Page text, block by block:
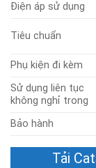
Điện áp sử dụng
Tiêu chuẩn
Phụ kiện đi kèm
Sử dụng liên tục
không nghỉ trong
Bảo hành
Tải